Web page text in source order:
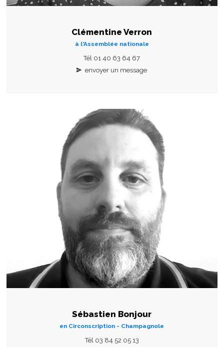
Clémentine Verron
à l'Assemblée nationale
Tél 01 40 63 64 67
envoyer un message
Sébastien Bonjour
en Circonscription - Champagnole
Tél 03 84 52 05 13